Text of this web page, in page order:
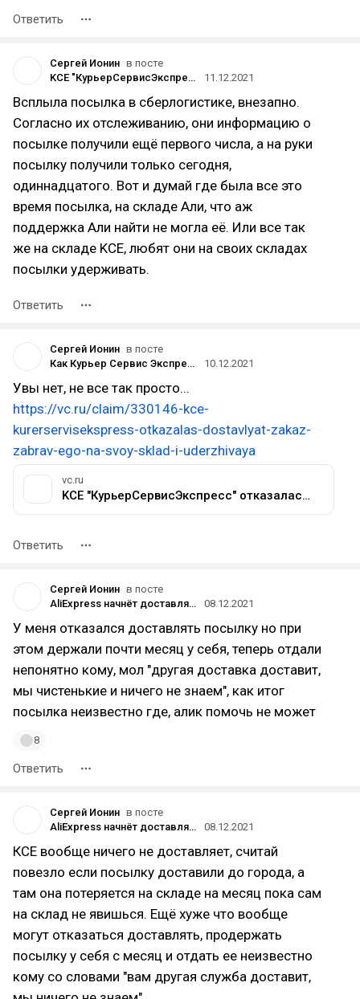
Ответить
Сергей Ионин в посте
KCE "КурьерСервисЭкспресс" отказалась доставлять заказ забрав его на свой склад и удерживая
11.12.2021
Всплыла посылка в сберлогистике, внезапно.
Согласно их отслеживанию, они информацию о
посылке получили ещё первого числа, а на руки
посылку получили только сегодня,
одиннадцатого. Вот и думай где была все это
время посылка, на складе Али, что аж
поддержка Али найти не могла её. Или все так
же на складе KCE, любят они на своих складах
посылки удерживать.
Ответить
Сергей Ионин в посте
Как Курьер Сервис Экспресс посылки НЕ(доставляет)
10.12.2021
Увы нет, не все так просто...
https://vc.ru/claim/330146-kce-
kurerservisekspress-otkazalas-dostavlyat-zakaz-
zabrav-ego-na-svoy-sklad-i-uderzhivaya
vc.ru
KCE "КурьерСервисЭкспресс" отказалась доставлять заказ забрав его на свой склад и удерживая — Приёмная на vc.ru
Ответить
Сергей Ионин в посте
AliExpress начнёт доставлять заказы через КСЭ, 5post, Boxberry и других
08.12.2021
У меня отказался доставлять посылку но при
этом держали почти месяц у себя, теперь отдали
непонятно кому, мол "другая доставка доставит,
мы чистенькие и ничего не знаем", как итог
посылка неизвестно где, алик помочь не может
8
Ответить
Сергей Ионин в посте
AliExpress начнёт доставлять заказы через КСЭ, 5post, Boxberry и других
08.12.2021
КСЕ вообще ничего не доставляет, считай
повезло если посылку доставили до города, а
там она потеряется на складе на месяц пока сам
на склад не явишься. Ещё хуже что вообще
могут отказаться доставлять, продержать
посылку у себя с месяц и отдать ее неизвестно
кому со словами "вам другая служба доставит,